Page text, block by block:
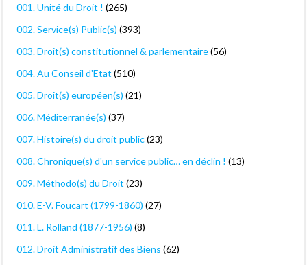
001. Unité du Droit ! (265)
002. Service(s) Public(s) (393)
003. Droit(s) constitutionnel & parlementaire(56)
004. Au Conseil d'Etat (510)
005. Droit(s) européen(s) (21)
006. Méditerranée(s) (37)
007. Histoire(s) du droit public(23)
008. Chronique(s) d'un service public… en déclin ! (13)
009. Méthodo(s) du Droit (23)
010. E-V. Foucart (1799-1860) (27)
011. L. Rolland (1877-1956) (8)
012. Droit Administratif des Biens (62)